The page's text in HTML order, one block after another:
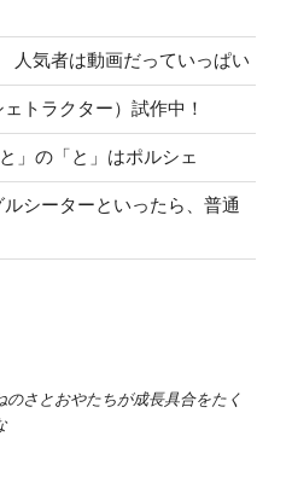
気者は動画だっていっぱい
トラクター）試作中！
」の「と」はポルシェ
シーターといったら、普通
さとおやたちが成長具合をたく